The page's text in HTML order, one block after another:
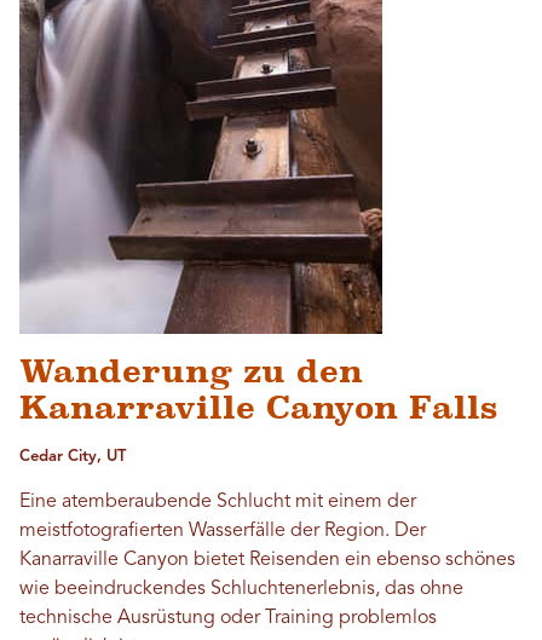
Wanderung zu den
Kanarraville Canyon Falls
Cedar City, UT
Eine atemberaubende Schlucht mit einem der
meistfotografierten Wasserfälle der Region. Der
Kanarraville Canyon bietet Reisenden ein ebenso schönes
wie beeindruckendes Schluchtenerlebnis, das ohne
technische Ausrüstung oder Training problemlos